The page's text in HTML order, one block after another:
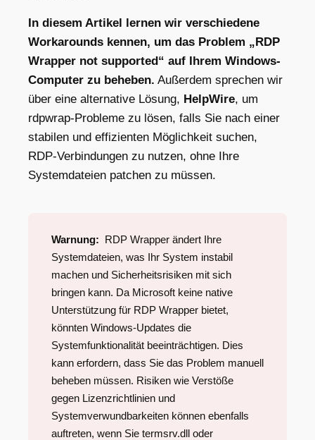
In diesem Artikel lernen wir verschiedene
Workarounds kennen, um das Problem „RDP
Wrapper not supported“ auf Ihrem Windows-
Computer zu beheben. Außerdem sprechen wir
über eine alternative Lösung, HelpWire, um
rdpwrap-Probleme zu lösen, falls Sie nach einer
stabilen und effizienten Möglichkeit suchen,
RDP-Verbindungen zu nutzen, ohne Ihre
Systemdateien patchen zu müssen.
Warnung: RDP Wrapper ändert Ihre
Systemdateien, was Ihr System instabil
machen und Sicherheitsrisiken mit sich
bringen kann. Da Microsoft keine native
Unterstützung für RDP Wrapper bietet,
könnten Windows-Updates die
Systemfunktionalität beeinträchtigen. Dies
kann erfordern, dass Sie das Problem manuell
beheben müssen. Risiken wie Verstöße
gegen Lizenzrichtlinien und
Systemverwundbarkeiten können ebenfalls
auftreten, wenn Sie termsrv.dll oder